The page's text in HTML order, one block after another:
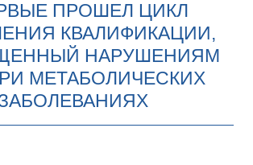
ПРОШЕЛ ЦИКЛ
КВАЛИФИКАЦИИ,
НАРУШЕНИЯМ
МЕТАБОЛИЧЕСКИХ